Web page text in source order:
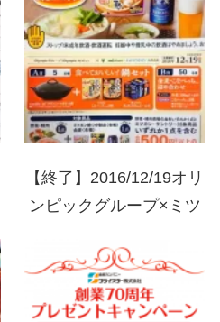
【終了】2016/12/19オリ
ンピックグループ×ミツ
ットが当たる！キャンペ
ーン